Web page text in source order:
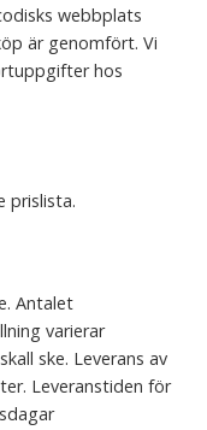
webbplats
är genomfört. Vi
hos
prislista.
Antalet
varierar
ske. Leverans av
Leveranstiden för